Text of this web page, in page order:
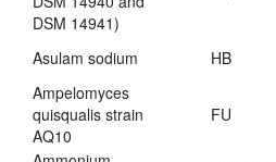
DSM 14941)
Asulam sodium HB
Ampelomyces
quisqualis strain
AQ10
FU